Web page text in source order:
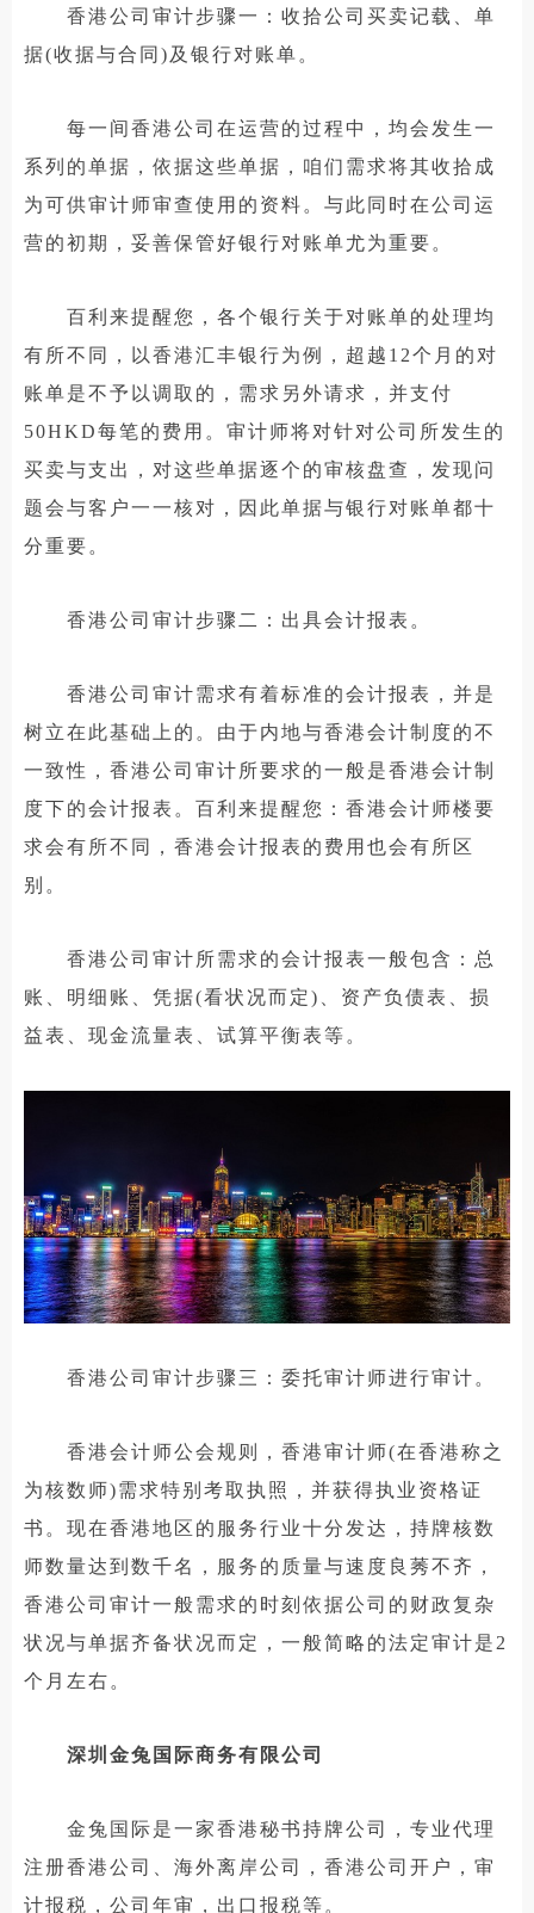
香港公司审计步骤一：收拾公司买卖记载、单
据(收据与合同)及银行对账单。
每一间香港公司在运营的过程中，均会发生一
系列的单据，依据这些单据，咱们需求将其收拾成
为可供审计师审查使用的资料。与此同时在公司运
营的初期，妥善保管好银行对账单尤为重要。
百利来提醒您，各个银行关于对账单的处理均
有所不同，以香港汇丰银行为例，超越12个月的对
账单是不予以调取的，需求另外请求，并支付
50HKD每笔的费用。审计师将对针对公司所发生的
买卖与支出，对这些单据逐个的审核盘查，发现问
题会与客户一一核对，因此单据与银行对账单都十
分重要。
香港公司审计步骤二：出具会计报表。
香港公司审计需求有着标准的会计报表，并是
树立在此基础上的。由于内地与香港会计制度的不
一致性，香港公司审计所要求的一般是香港会计制
度下的会计报表。百利来提醒您：香港会计师楼要
求会有所不同，香港会计报表的费用也会有所区
别。
香港公司审计所需求的会计报表一般包含：总
账、明细账、凭据(看状况而定)、资产负债表、损
益表、现金流量表、试算平衡表等。
香港公司审计步骤三：委托审计师进行审计。
香港会计师公会规则，香港审计师(在香港称之
为核数师)需求特别考取执照，并获得执业资格证
书。现在香港地区的服务行业十分发达，持牌核数
师数量达到数千名，服务的质量与速度良莠不齐，
香港公司审计一般需求的时刻依据公司的财政复杂
状况与单据齐备状况而定，一般简略的法定审计是2
个月左右。
深圳金兔国际商务有限公司
金兔国际是一家香港秘书持牌公司，专业代理
注册香港公司、海外离岸公司，香港公司开户，审
计报税，公司年审，出口报税等。